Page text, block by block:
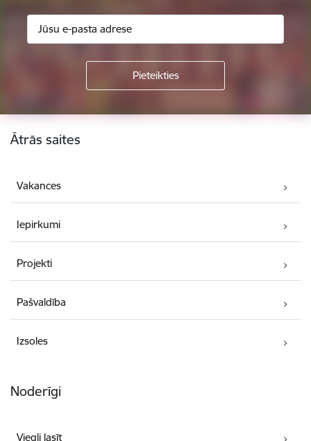
Kājene
Ātrās saites
Vakances
Iepirkumi
Projekti
Pašvaldība
Izsoles
Noderīgi
Viegli lasīt